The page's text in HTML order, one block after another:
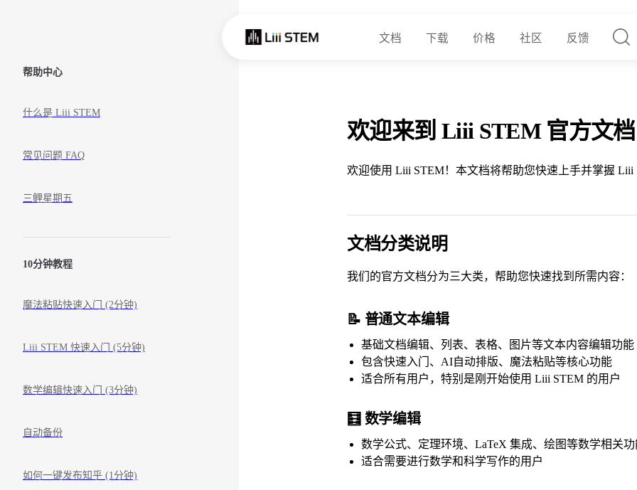
文档 下载 价格 社区 反馈
帮助中心
什么是 Liii STEM
常见问题 FAQ
三鲤星期五
10分钟教程
魔法粘贴快速入门 (2分钟)
Liii STEM 快速入门 (5分钟)
数学编辑快速入门 (3分钟)
自动备份
如何一键发布知乎 (1分钟)
欢迎来到 Liii STEM 官方文
欢迎使用 Liii STEM！本文档将帮助您快速上手并掌握 Liii
文档分类说明
我们的官方文档分为三大类，帮助您快速找到所需内容：
📝 普通文本编辑
基础文档编辑、列表、表格、图片等文本内容编辑功能
包含快速入门、AI自动排版、魔法粘贴等核心功能
适合所有用户，特别是刚开始使用 Liii STEM 的用户
🧮 数学编辑
数学公式、定理环境、LaTeX 集成、绘图等数学相关功
适合需要进行数学和科学写作的用户